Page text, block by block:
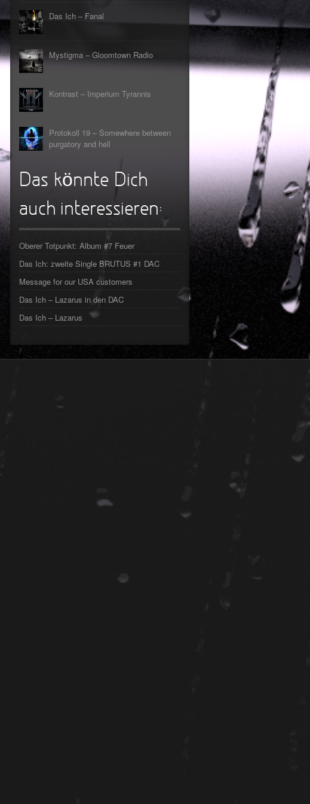
► Zeit verfliegt
Oberer Totpunkt
Oberer Totpunkt
► Geisterfahrt
► Gevatter Tod
Oberer Totpunkt
►
►
►
►
►
►
►
Das Ich – Fanal
Mystigma – Gloomtown Radio
Kontrast – Imperium Tyrannis
Protokoll 19 – Somewhere between
purgatory and hell
Das könnte Dich
auch interessieren:
Oberer Totpunkt: Album #7 Feuer
Das Ich: zweite Single BRUTUS #1 DAC
Message for our USA customers
Das Ich – Lazarus in den DAC
Das Ich – Lazarus